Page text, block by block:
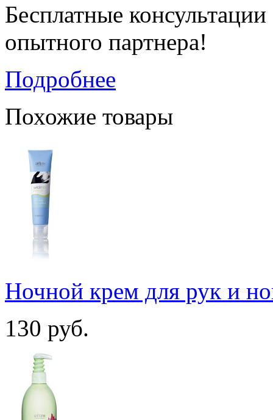
Бесплатные консультации
опытного партнера!
Подробнее
Похожие товары
Ночной крем для рук и
130 руб.